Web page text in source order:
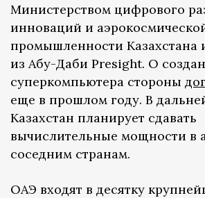
Министерством цифрового
инноваций и
промышленности Казахстана
из Абу-Даби Presight. О
суперкомпьютера стороны
еще в прошлом году. В
Казахстан планирует сдавать
вычислительные мощности в
соседним странам.
ОАЭ входят в десятку